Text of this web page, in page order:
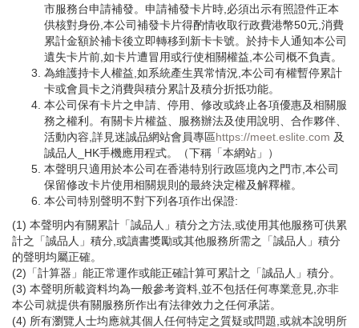
市服務台申請補發。申請補發卡片時,必須出示有照證件正本
供核對身份,本公司補發卡片得酌情收取行政費港幣50元,消費
累計金額於補卡後立即轉移到新卡卡號。於持卡人通知本公司
遺失卡片前,如卡片遭冒用或行使相關權益,本公司概不負責。
為維護持卡人權益,如系統產生異常情況,本公司有權暫停累計
卡或會員卡之消費與積分累計及積分折抵功能。
本公司保有卡片之申請、停用、修改或終止各項優惠及相關服
務之權利。有關卡片權益、服務辦法及使用說明、合作夥伴、
活動內容,詳見迷誠品網站會員專區https://meet.eslite.com 及
誠品人_HK手機應用程式。（下稱「本網站」）
本聲明只適用於本公司在香港特別行政區境內之門市,本公司
保留修改卡片使用相關規則的最終決定權及解釋權。
本公司特別聲明不對下列各項作出保證:
(1) 本聲明内有關累計「誠品人」積分之方法,或使用其他服務可供累
計之「誠品人」積分,或讀書獎勵或其他服務所需之「誠品人」積分
的聲明均屬正確。
(2)「計算器」能正常運作或能正確計算可累計之「誠品人」積分。
(3) 本聲明所載資料均為一般參考資料,並不包括任何專業意見,亦非
本公司就提供有關服務所作出有法律效力之任何承諾。
(4) 所有瀏覽人士均應就其個人任何特定之質疑或問題,或就本說明所